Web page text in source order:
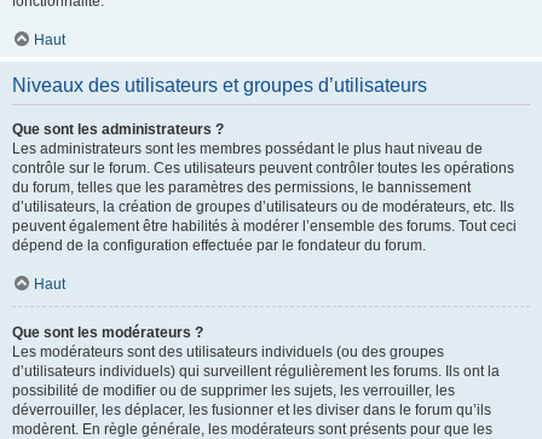
Haut
Niveaux des utilisateurs et groupes d’utilisateurs
Que sont les administrateurs ?
Les administrateurs sont les membres possédant le plus haut niveau de
contrôle sur le forum. Ces utilisateurs peuvent contrôler toutes les opérations
du forum, telles que les paramètres des permissions, le bannissement
d’utilisateurs, la création de groupes d’utilisateurs ou de modérateurs, etc. Ils
peuvent également être habilités à modérer l’ensemble des forums. Tout ceci
dépend de la configuration effectuée par le fondateur du forum.
Haut
Que sont les modérateurs ?
Les modérateurs sont des utilisateurs individuels (ou des groupes
d’utilisateurs individuels) qui surveillent régulièrement les forums. Ils ont la
possibilité de modifier ou de supprimer les sujets, les verrouiller, les
déverrouiller, les déplacer, les fusionner et les diviser dans le forum qu’ils
modèrent. En règle générale, les modérateurs sont présents pour que les